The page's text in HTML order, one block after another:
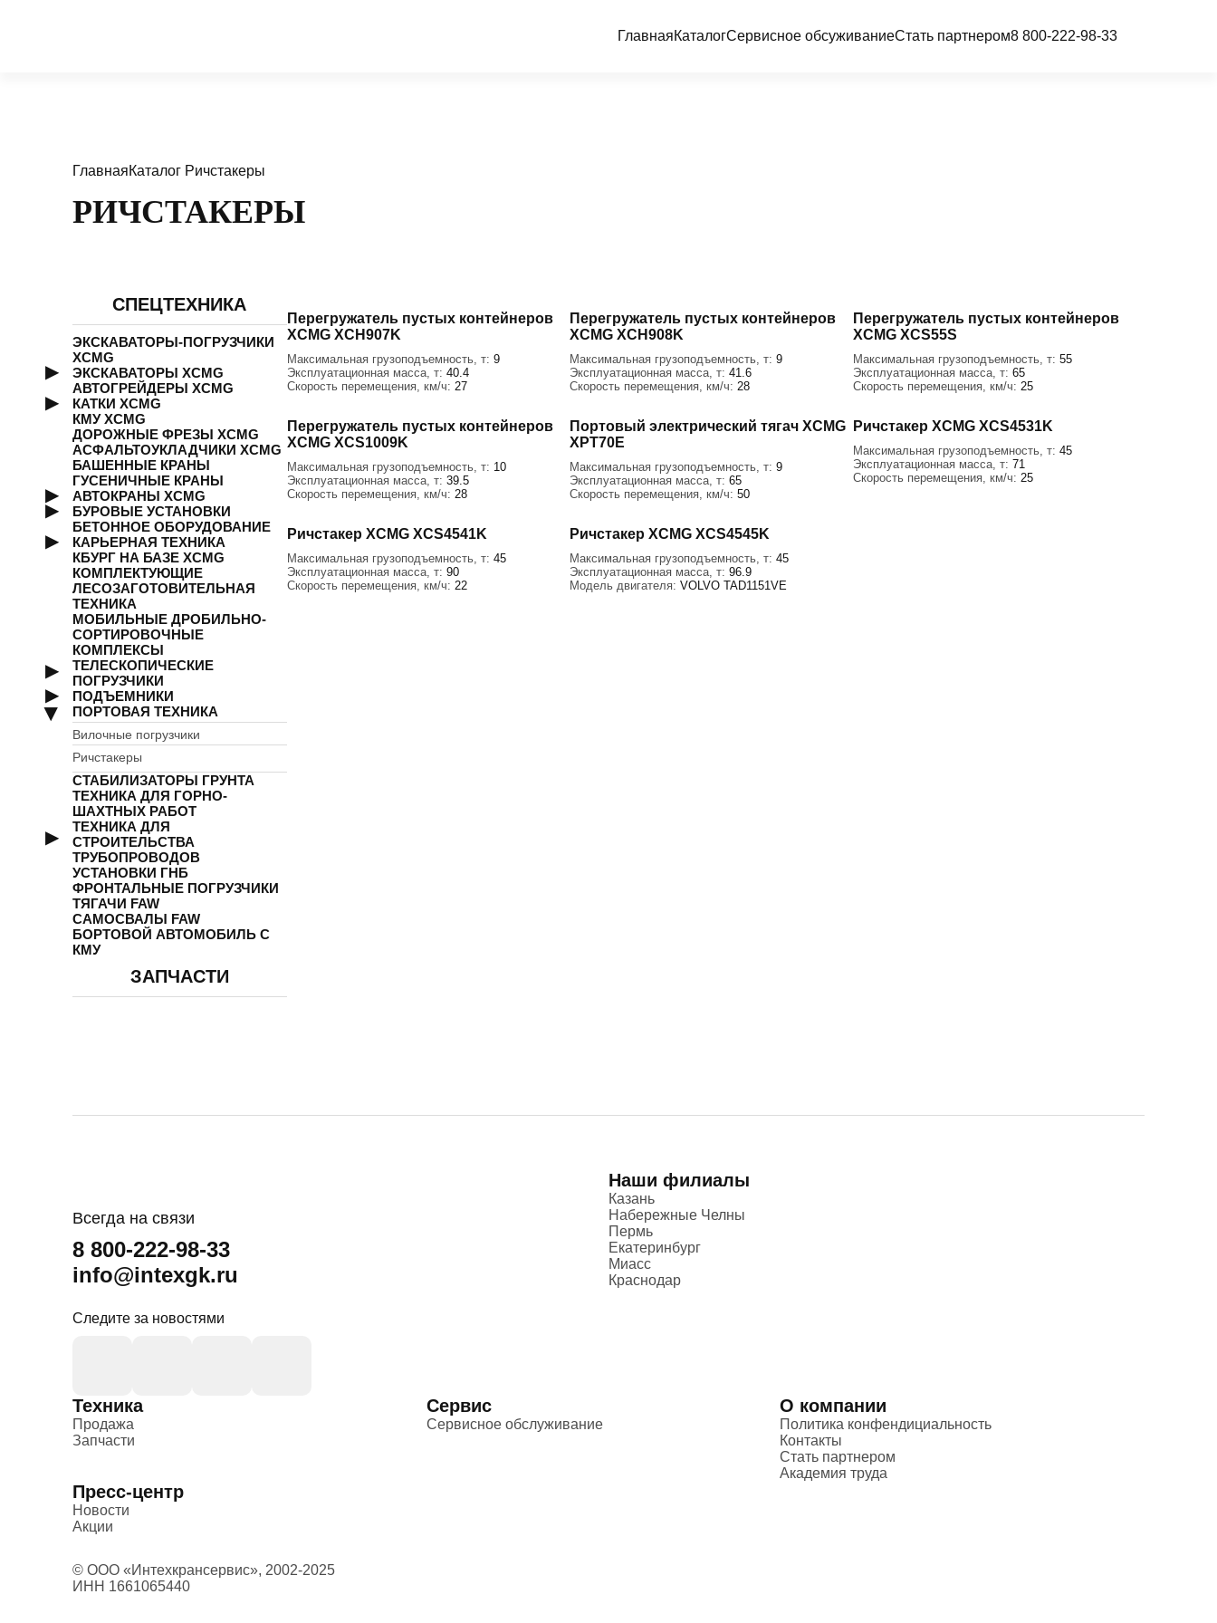
ГлавнаяКаталогСервисное обсуживаниеСтать партнером8 800-222-98-33
ГлавнаяКаталог Ричстакеры
РИЧСТАКЕРЫ
СПЕЦТЕХНИКА
ЭКСКАВАТОРЫ-ПОГРУЗЧИКИ
XCMG
ЭКСКАВАТОРЫ XCMG
АВТОГРЕЙДЕРЫ XCMG
КАТКИ XCMG
КМУ XCMG
ДОРОЖНЫЕ ФРЕЗЫ XCMG
АСФАЛЬТОУКЛАДЧИКИ XCMG
БАШЕННЫЕ КРАНЫ
ГУСЕНИЧНЫЕ КРАНЫ
АВТОКРАНЫ XCMG
БУРОВЫЕ УСТАНОВКИ
БЕТОННОЕ ОБОРУДОВАНИЕ
КАРЬЕРНАЯ ТЕХНИКА
КБУРГ НА БАЗЕ XCMG
КОМПЛЕКТУЮЩИЕ
ЛЕСОЗАГОТОВИТЕЛЬНАЯ
ТЕХНИКА
МОБИЛЬНЫЕ ДРОБИЛЬНО-
СОРТИРОВОЧНЫЕ
КОМПЛЕКСЫ
ТЕЛЕСКОПИЧЕСКИЕ
ПОГРУЗЧИКИ
ПОДЪЕМНИКИ
ПОРТОВАЯ ТЕХНИКА
Вилочные погрузчики
Ричстакеры
СТАБИЛИЗАТОРЫ ГРУНТА
ТЕХНИКА ДЛЯ ГОРНО-
ШАХТНЫХ РАБОТ
ТЕХНИКА ДЛЯ
СТРОИТЕЛЬСТВА
ТРУБОПРОВОДОВ
УСТАНОВКИ ГНБ
ФРОНТАЛЬНЫЕ ПОГРУЗЧИКИ
ТЯГАЧИ FAW
САМОСВАЛЫ FAW
БОРТОВОЙ АВТОМОБИЛЬ С
КМУ
ЗАПЧАСТИ
Перегружатель пустых контейнеров
XCMG XCH907K
Максимальная грузоподъемность, т: 9
Эксплуатационная масса, т: 40.4
Скорость перемещения, км/ч: 27
Перегружатель пустых контейнеров
XCMG XCH908K
Максимальная грузоподъемность, т:9
Эксплуатационная масса, т:41.6
Скорость перемещения, км/ч:28
Перегружатель пустых контейнеров
XCMG XCS55S
Максимальная грузоподъемность, т: 55
Эксплуатационная масса, т: 65
Скорость перемещения, км/ч: 25
Перегружатель пустых контейнеров
XCMG XCS1009K
Максимальная грузоподъемность, т: 10
Эксплуатационная масса, т: 39.5
Скорость перемещения, км/ч: 28
Портовый электрический тягач XCMG
XPT70E
Максимальная грузоподъемность, т:9
Эксплуатационная масса, т:65
Скорость перемещения, км/ч:50
Ричстакер XCMG XCS4531K
Максимальная грузоподъемность, т: 45
Эксплуатационная масса, т: 71
Скорость перемещения, км/ч: 25
Ричстакер XCMG XCS4541K
Максимальная грузоподъемность, т: 45
Эксплуатационная масса, т: 90
Скорость перемещения, км/ч: 22
Ричстакер XCMG XCS4545K
Максимальная грузоподъемность, т:45
Эксплуатационная масса, т:96.9
Модель двигателя:VOLVO TAD1151VE
Всегда на связи
8 800-222-98-33
info@intexgk.ru
Следите за новостями
Наши филиалы
Казань
Набережные Челны
Пермь
Екатеринбург
Миасс
Краснодар
Техника
Продажа
Запчасти
Сервис
Сервисное обслуживание
О компании
Политика конфендициальность
Контакты
Стать партнером
Академия труда
Пресс-центр
Новости
Акции
© ООО «Интехкрансервис», 2002-2025
ИНН 1661065440